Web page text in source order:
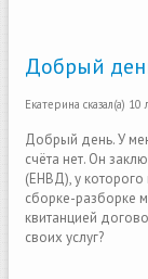
Добрый
Екатерина сказал(а) 10
Добрый день. У
счёта нет. Он
(ЕНВД), у
сборке-разборке
квитанцией
своих услуг?